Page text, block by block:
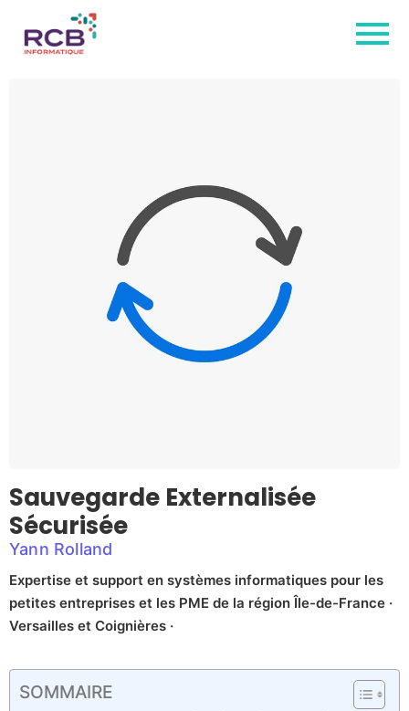
Sauvegarde Externalisée
Sécurisée
Yann Rolland
Expertise et support en systèmes informatiques pour les
petites entreprises et les PME de la région Île-de-France ·
Versailles et Coignières ·
SOMMAIRE